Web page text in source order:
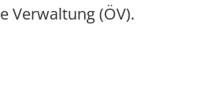
Verwaltung (ÖV).